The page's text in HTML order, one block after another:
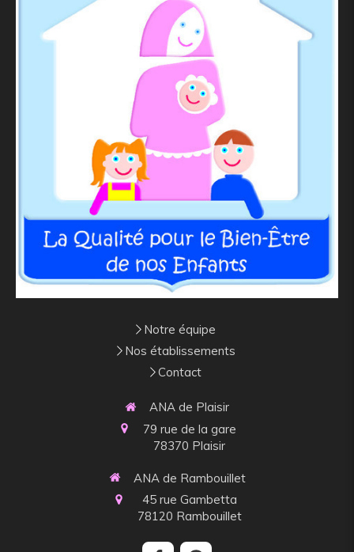
Notre équipe
Nos établissements
Contact
ANA de Plaisir
79 rue de la gare
78370 Plaisir
ANA de Rambouillet
45 rue Gambetta
78120 Rambouillet